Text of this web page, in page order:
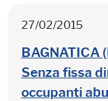
27/02/2015
BAGNATICA
Senza fissa
occupanti